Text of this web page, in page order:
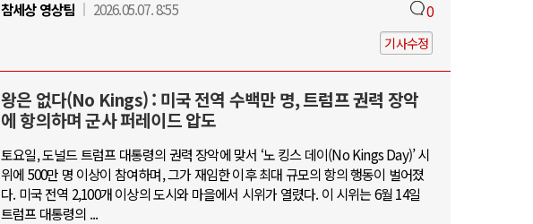
참세상 영상팀
2026.05.07. 8:55 0
기사수정
왕은 없다(No Kings) : 미국 전역 수백만 명, 트럼프 권력 장악
에 항의하며 군사 퍼레이드 압도
토요일, 도널드 트럼프 대통령의 권력 장악에 맞서 ‘노 킹스 데이(No Kings Day)’ 시
위에 500만 명 이상이 참여하며, 그가 재임한 이후 최대 규모의 항의 행동이 벌어졌
다. 미국 전역 2,100개 이상의 도시와 마을에서 시위가 열렸다. 이 시위는 6월 14일
트럼프 대통령의 ...